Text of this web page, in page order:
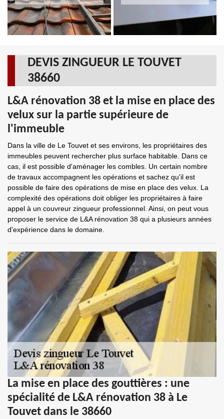
DEVIS ZINGUEUR LE TOUVET
38660
L&A rénovation 38 et la mise en place des
velux sur la partie supérieure de
l'immeuble
Dans la ville de Le Touvet et ses environs, les propriétaires des
immeubles peuvent rechercher plus surface habitable. Dans ce
cas, il est possible d'aménager les combles. Un certain nombre
de travaux accompagnent les opérations et sachez qu'il est
possible de faire des opérations de mise en place des velux. La
complexité des opérations doit obliger les propriétaires à faire
appel à un couvreur zingueur professionnel. Ainsi, on peut vous
proposer le service de L&A rénovation 38 qui a plusieurs années
d'expérience dans le domaine.
La mise en place des gouttières : une
spécialité de L&A rénovation 38 à Le
Touvet dans le 38660